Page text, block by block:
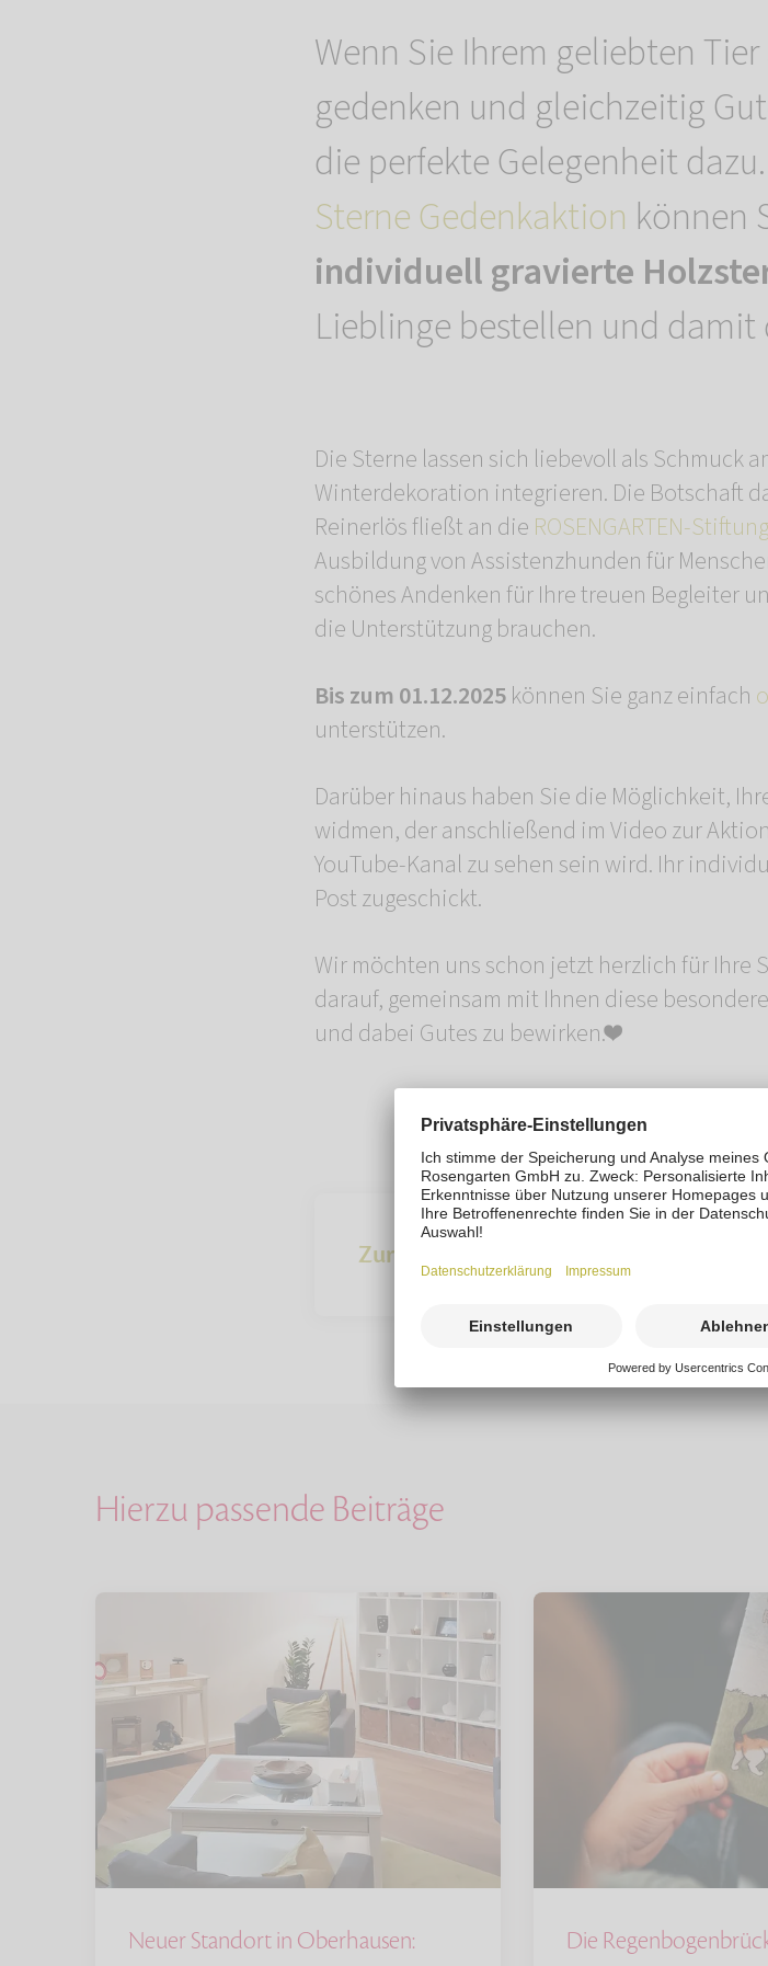
Wenn Sie Ihrem geliebten
gedenken und gleichzeitig
die perfekte Gelegenheit
Sterne Gedenkaktion können
individuell gravierte
Lieblinge bestellen und
Die Sterne lassen sich liebevoll als Schmuck
Winterdekoration integrieren. Die Botschaft
Reinerlös fließt an die ROSENGARTEN-Stiftung
Ausbildung von Assistenzhunden für
schönes Andenken für Ihre treuen Begleiter
die Unterstützung brauchen.
Bis zum 01.12.2025können Sie ganz einfach
unterstützen.
Darüber hinaus haben Sie die Möglichkeit,
widmen, der anschließend im Video zur
YouTube-Kanal zu sehen sein wird. Ihr
Post zugeschickt.
Wir möchten uns schon jetzt herzlich für Ihre
darauf, gemeinsam mit Ihnen diese
und dabei Gutes zu bewirken.❤️
Zur Übersicht
Hierzu passende Beiträge
Neuer Standort in Oberhausen:
Die